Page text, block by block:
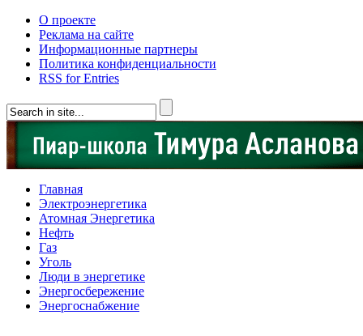
О проекте
Реклама на сайте
Информационные партнеры
Политика конфиденциальности
RSS for Entries
Главная
Электроэнергетика
Атомная Энергетика
Нефть
Газ
Уголь
Люди в энергетике
Энергосбережение
Энергоснабжение